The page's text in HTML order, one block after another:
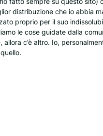
distribuzione che io abbia
proprio per il suo
le cose guidate dalla
c’è altro. Io,